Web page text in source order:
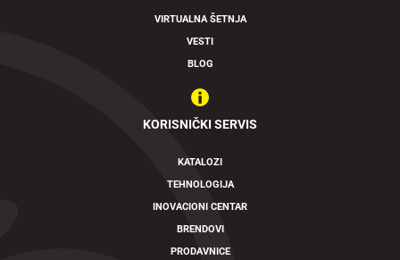
VIRTUALNA ŠETNJA
VESTI
BLOG
KORISNIČKI SERVIS
KATALOZI
TEHNOLOGIJA
INOVACIONI CENTAR
BRENDOVI
PRODAVNICE